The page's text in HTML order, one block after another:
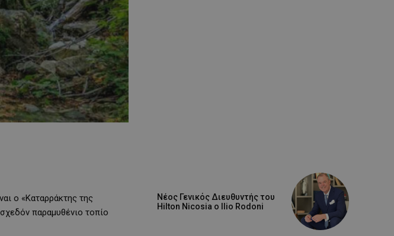
ο «Καταρράκτης της
παραμυθένιο τοπίο
Νέος Γενικός Διευθυντής του
Hilton Nicosia ο Ilio Rodoni